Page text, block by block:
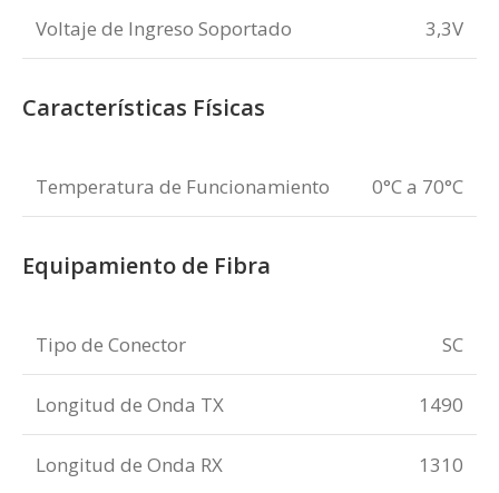
Voltaje de Ingreso Soportado 3,3V
Características Físicas
Temperatura de Funcionamiento 0°C a 70°C
Equipamiento de Fibra
Tipo de Conector SC
Longitud de Onda TX 1490
Longitud de Onda RX 1310